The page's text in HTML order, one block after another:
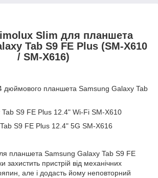
Slim для планшета
Tab S9 FE Plus (SM-X610
/ SM-X616)
дюймового планшета Samsung Galaxy Tab
S9 FE Plus 12.4" Wi-Fi SM-X610
S9 FE Plus 12.4" 5G SM-X616
планшета Samsung Galaxy Tab S9 FE
захистить пристрій від механічних
але і додасть йому неповторний